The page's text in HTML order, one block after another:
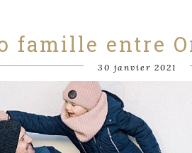
famille entre
30 janvier 2021